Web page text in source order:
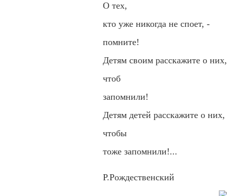
О тех,
кто уже никогда не споет, -
помните!
Детям своим расскажите о них,
чтоб
запомнили!
Детям детей расскажите о них,
чтобы
тоже запомнили!...
Р.Рождественский